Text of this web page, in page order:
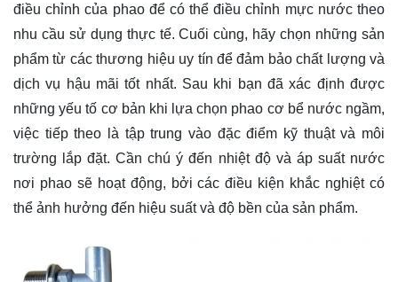
điều chỉnh của phao để có thể điều chỉnh mực nước theo
nhu cầu sử dụng thực tế. Cuối cùng, hãy chọn những sản
phẩm từ các thương hiệu uy tín để đảm bảo chất lượng và
dịch vụ hậu mãi tốt nhất. Sau khi bạn đã xác định được
những yếu tố cơ bản khi lựa chọn phao cơ bể nước ngầm,
việc tiếp theo là tập trung vào đặc điểm kỹ thuật và môi
trường lắp đặt. Cần chú ý đến nhiệt độ và áp suất nước
nơi phao sẽ hoạt động, bởi các điều kiện khắc nghiệt có
thể ảnh hưởng đến hiệu suất và độ bền của sản phẩm.